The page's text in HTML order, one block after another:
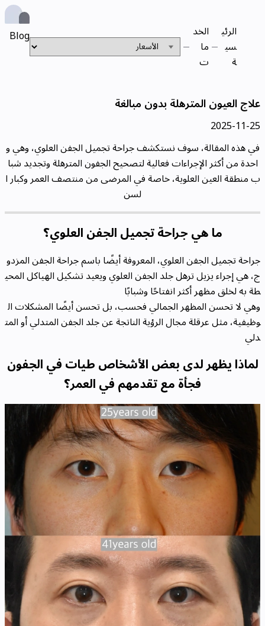
الرئي
سي
ة
الخد
ما
ت
Blog
علاج العيون المترهلة بدون مبالغة
2025-11-25
في هذه المقالة، سوف نستكشف جراحة تجميل الجفن العلوي، وهي و
احدة من أكثر الإجراءات فعالية لتصحيح الجفون المترهلة وتجديد شبا
ب منطقة العين العلوية، خاصة في المرضى من منتصف العمر وكبار ا
لسن
ما هي جراحة تجميل الجفن العلوي؟
جراحة تجميل الجفن العلوي، المعروفة أيضًا باسم جراحة الجفن المزدو
ج، هي إجراء يزيل ترهل جلد الجفن العلوي ويعيد تشكيل الهياكل المحي
طة به لخلق مظهر أكثر انفتاحًا وشبابًا
وهي لا تحسن المظهر الجمالي فحسب، بل تحسن أيضًا المشكلات ال
وظيفية، مثل عرقلة مجال الرؤية الناتجة عن جلد الجفن المتدلي أو المت
دلي
لماذا يظهر لدى بعض الأشخاص طيات في الجفون
فجأة مع تقدمهم في العمر؟